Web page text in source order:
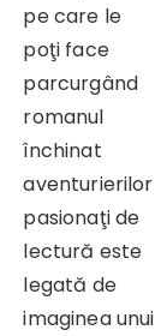
pe care le
poţi face
parcurgând
romanul
închinat
aventurierilor
pasionaţi de
lectură este
legată de
imaginea unui